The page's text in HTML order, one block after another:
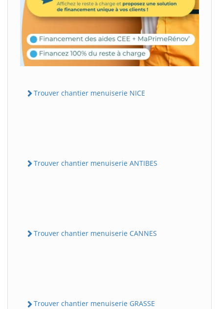
Trouver chantier menuiserie NICE
Trouver chantier menuiserie ANTIBES
Trouver chantier menuiserie CANNES
Trouver chantier menuiserie GRASSE